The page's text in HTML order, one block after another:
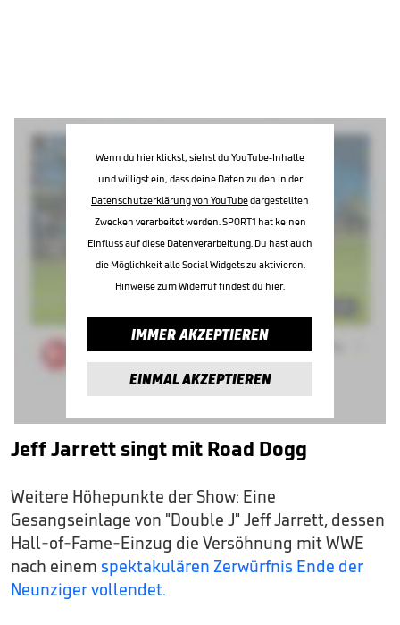
Wenn du hier klickst, siehst du YouTube-Inhalte
und willigst ein, dass deine Daten zu den in der
Datenschutzerklärung von YouTubedargestellten
Zwecken verarbeitet werden. SPORT1 hat keinen
Einfluss auf diese Datenverarbeitung. Du hast auch
die Möglichkeit alle Social Widgets zu aktivieren.
Hinweise zum Widerruf findest du hier.
IMMER AKZEPTIEREN
EINMAL AKZEPTIEREN
Jeff Jarrett singt mit Road Dogg
Weitere Höhepunkte der Show: Eine
Gesangseinlage von "Double J" Jeff Jarrett, dessen
Hall-of-Fame-Einzug die Versöhnung mit WWE
nach einem spektakulären Zerwürfnis Ende der
Neunziger vollendet.